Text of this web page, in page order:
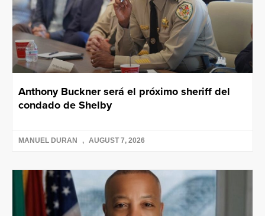
Anthony Buckner será el próximo sheriff del
condado de Shelby
MANUEL DURAN AUGUST 7, 2026